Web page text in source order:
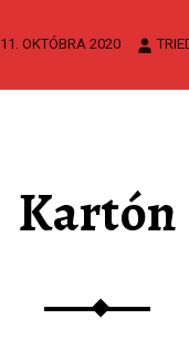
Kartón
11. OKTÓBRA 2020